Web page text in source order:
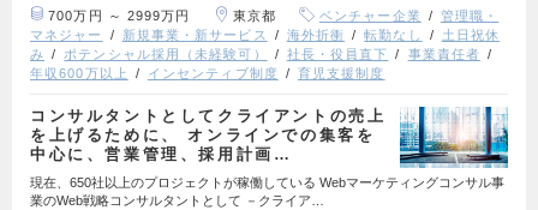
700万円 ～ 2999万円 東京都 ベンチャー企業
管理職・
マネジャー
新規事業・新サービス 海外折衝 転勤なし
土日祝休
み
ポテンシャル採用（未経験可） 社長・役員直下
事業責任者
年収600万以上
インセンティブ制度 育児支援制度
コンサルタントとしてクライアントの売上
を上げるために、 オンラインでの集客を
中心に、営業管理、採用計画…
現在、650社以上のプロジェクトが稼働している Webマーケティングコンサル事
業のWeb戦略コンサルタントとして －クライア…